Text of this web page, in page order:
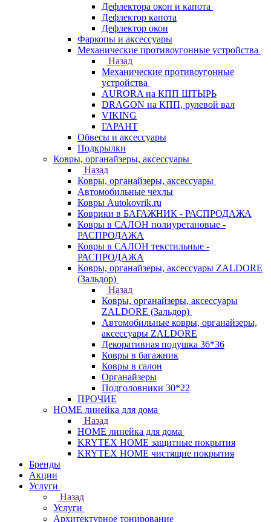
Дефлектора окон и капота
Дефлектор капота
Дефлектор окон
Фаркопы и аксессуары
Механические противоугонные устройства
Назад
Механические противоугонные
устройства
AURORA на КПП ШТЫРЬ
DRAGON на КПП, рулевой вал
VIKING
ГАРАНТ
Обвесы и аксессуары
Подкрылки
Ковры, органайзеры, аксессуары
Назад
Ковры, органайзеры, аксессуары
Автомобильные чехлы
Ковры Autokovrik.ru
Коврики в БАГАЖНИК - РАСПРОДАЖА
Ковры в САЛОН полиуретановые -
РАСПРОДАЖА
Ковры в САЛОН текстильные -
РАСПРОДАЖА
Ковры, органайзеры, аксессуары ZALDORE
(Зальдор)
Назад
Ковры, органайзеры, аксессуары
ZALDORE (Зальдор)
Автомобильные ковры, органайзеры,
аксессуары ZALDORE
Декоративная подушка 36*36
Ковры в багажник
Ковры в салон
Органайзеры
Подголовники 30*22
ПРОЧИЕ
HOME линейка для дома
Назад
HOME линейка для дома
KRYTEX HOME защитные покрытия
KRYTEX HOME чистящие покрытия
Бренды
Акции
Услуги
Назад
Услуги
Архитектурное тонирование